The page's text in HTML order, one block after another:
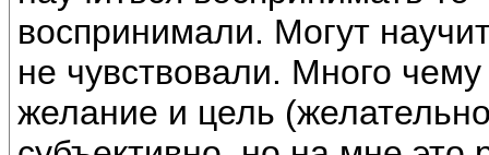
воспринимали. Могут
не чувствовали. Много
желание и цель